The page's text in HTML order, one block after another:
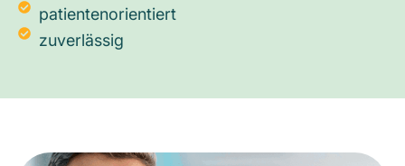
patientenorientiert
zuverlässig